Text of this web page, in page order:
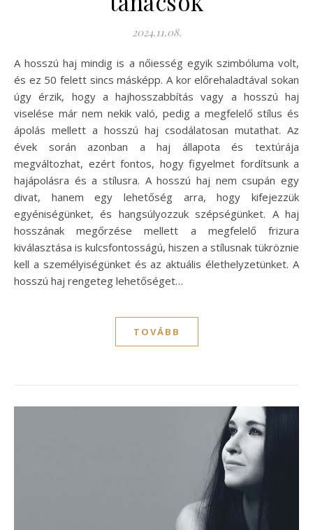
2024.11.08.
A hosszú haj mindig is a nőiesség egyik szimbóluma volt,
és ez 50 felett sincs másképp. A kor előrehaladtával sokan
úgy érzik, hogy a hajhosszabbítás vagy a hosszú haj
viselése már nem nekik való, pedig a megfelelő stílus és
ápolás mellett a hosszú haj csodálatosan mutathat. Az
évek során azonban a haj állapota és textúrája
megváltozhat, ezért fontos, hogy figyelmet fordítsunk a
hajápolásra és a stílusra. A hosszú haj nem csupán egy
divat, hanem egy lehetőség arra, hogy kifejezzük
egyéniségünket, és hangsúlyozzuk szépségünket. A haj
hosszának megőrzése mellett a megfelelő frizura
kiválasztása is kulcsfontosságú, hiszen a stílusnak tükröznie
kell a személyiségünket és az aktuális élethelyzetünket. A
hosszú haj rengeteg lehetőséget…
TOVÁBB